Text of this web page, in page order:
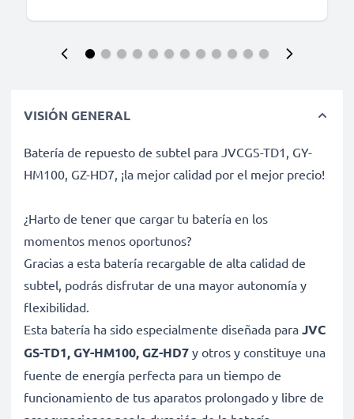
VISIÓN GENERAL
Batería de repuesto de subtel para JVCGS-TD1, GY-
HM100, GZ-HD7, ¡la mejor calidad por el mejor precio!
¿Harto de tener que cargar tu batería en los
momentos menos oportunos?
Gracias a esta batería recargable de alta calidad de
subtel, podrás disfrutar de una mayor autonomía y
flexibilidad.
Esta batería ha sido especialmente diseñada para JVC
GS-TD1, GY-HM100, GZ-HD7 y otros y constituye una
fuente de energía perfecta para un tiempo de
funcionamiento de tus aparatos prolongado y libre de